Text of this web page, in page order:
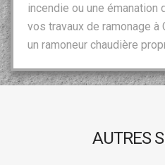
incendie ou une émanation
vos travaux de ramonage
un ramoneur chaudière
AUTRES